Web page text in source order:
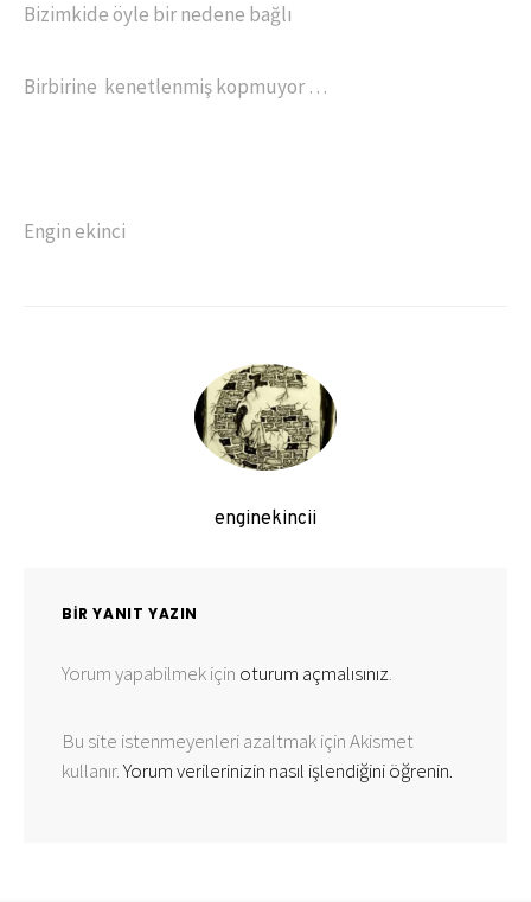
Bizimkide öyle bir nedene bağlı
Birbirine kenetlenmiş kopmuyor …
Engin ekinci
enginekincii
BIR YANIT YAZIN
Yorum yapabilmek için oturum açmalısınız.
Bu site istenmeyenleri azaltmak için Akismet
kullanır.Yorum verilerinizin nasıl işlendiğini öğrenin.